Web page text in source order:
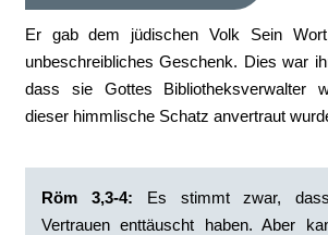
Er gab dem jüdischen Volk Sein
unbeschreibliches Geschenk. Dies war
dass sie Gottes Bibliotheksverwalter
dieser himmlische Schatz anvertraut
‭Röm 3,3-4: Es stimmt zwar,
Vertrauen enttäuscht haben. Aber